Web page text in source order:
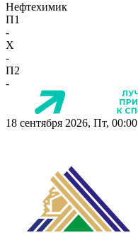
Нефтехимик
П1
-
X
-
П2
-
18 сентября 2026, Пт, 00:00